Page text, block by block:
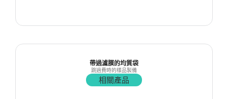
帶過濾膜的均質袋
跳過費時的樣品製備
相關產品